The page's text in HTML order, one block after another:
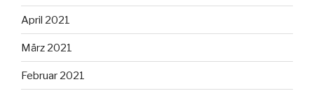
April 2021
März 2021
Februar 2021